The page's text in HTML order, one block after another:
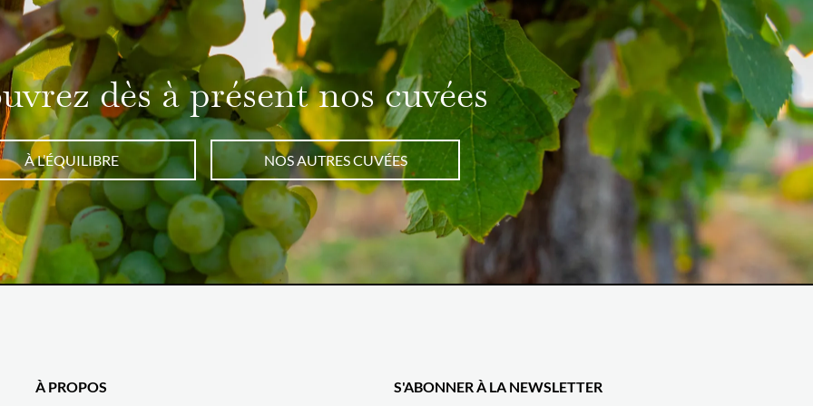
dès à présent nos cuvées
À L’ÉQUILIBRE NOS AUTRES CUVÉES
À PROPOS S'ABONNER À LA NEWSLETTER